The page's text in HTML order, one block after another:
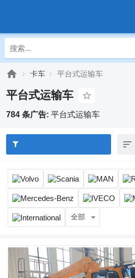
卡车 平台式运输车
平台式运输车
784 条广告: 平台式运输车
全部